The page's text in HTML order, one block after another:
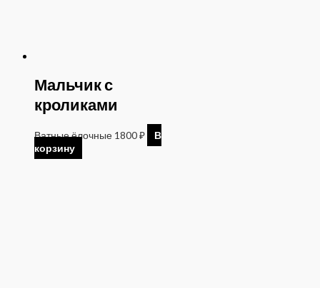
Мальчик с
кроликами
Ватные ёлочные 1800₽
В
корзину